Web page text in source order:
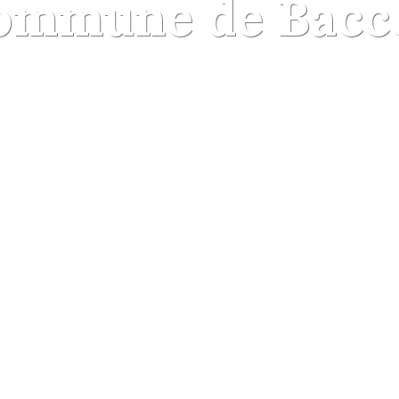
de